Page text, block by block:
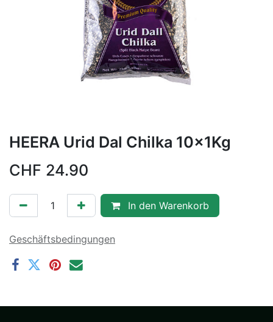
HEERA Urid Dal Chilka 10x1Kg
CHF 24.90
In den Warenkorb
Geschäftsbedingungen